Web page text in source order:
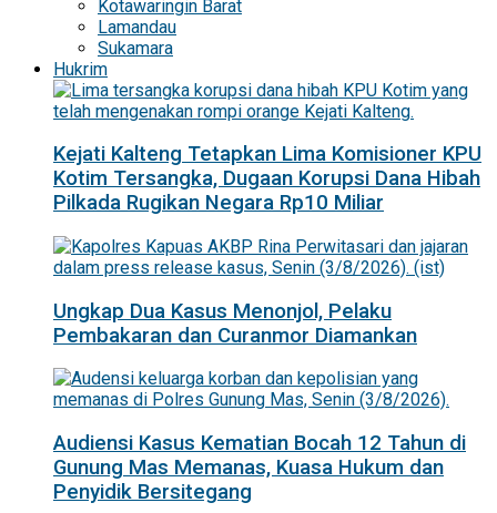
Kotawaringin Barat
Lamandau
Sukamara
Hukrim
Kejati Kalteng Tetapkan Lima Komisioner KPU
Kotim Tersangka, Dugaan Korupsi Dana Hibah
Pilkada Rugikan Negara Rp10 Miliar
Ungkap Dua Kasus Menonjol, Pelaku
Pembakaran dan Curanmor Diamankan
Audiensi Kasus Kematian Bocah 12 Tahun di
Gunung Mas Memanas, Kuasa Hukum dan
Penyidik Bersitegang